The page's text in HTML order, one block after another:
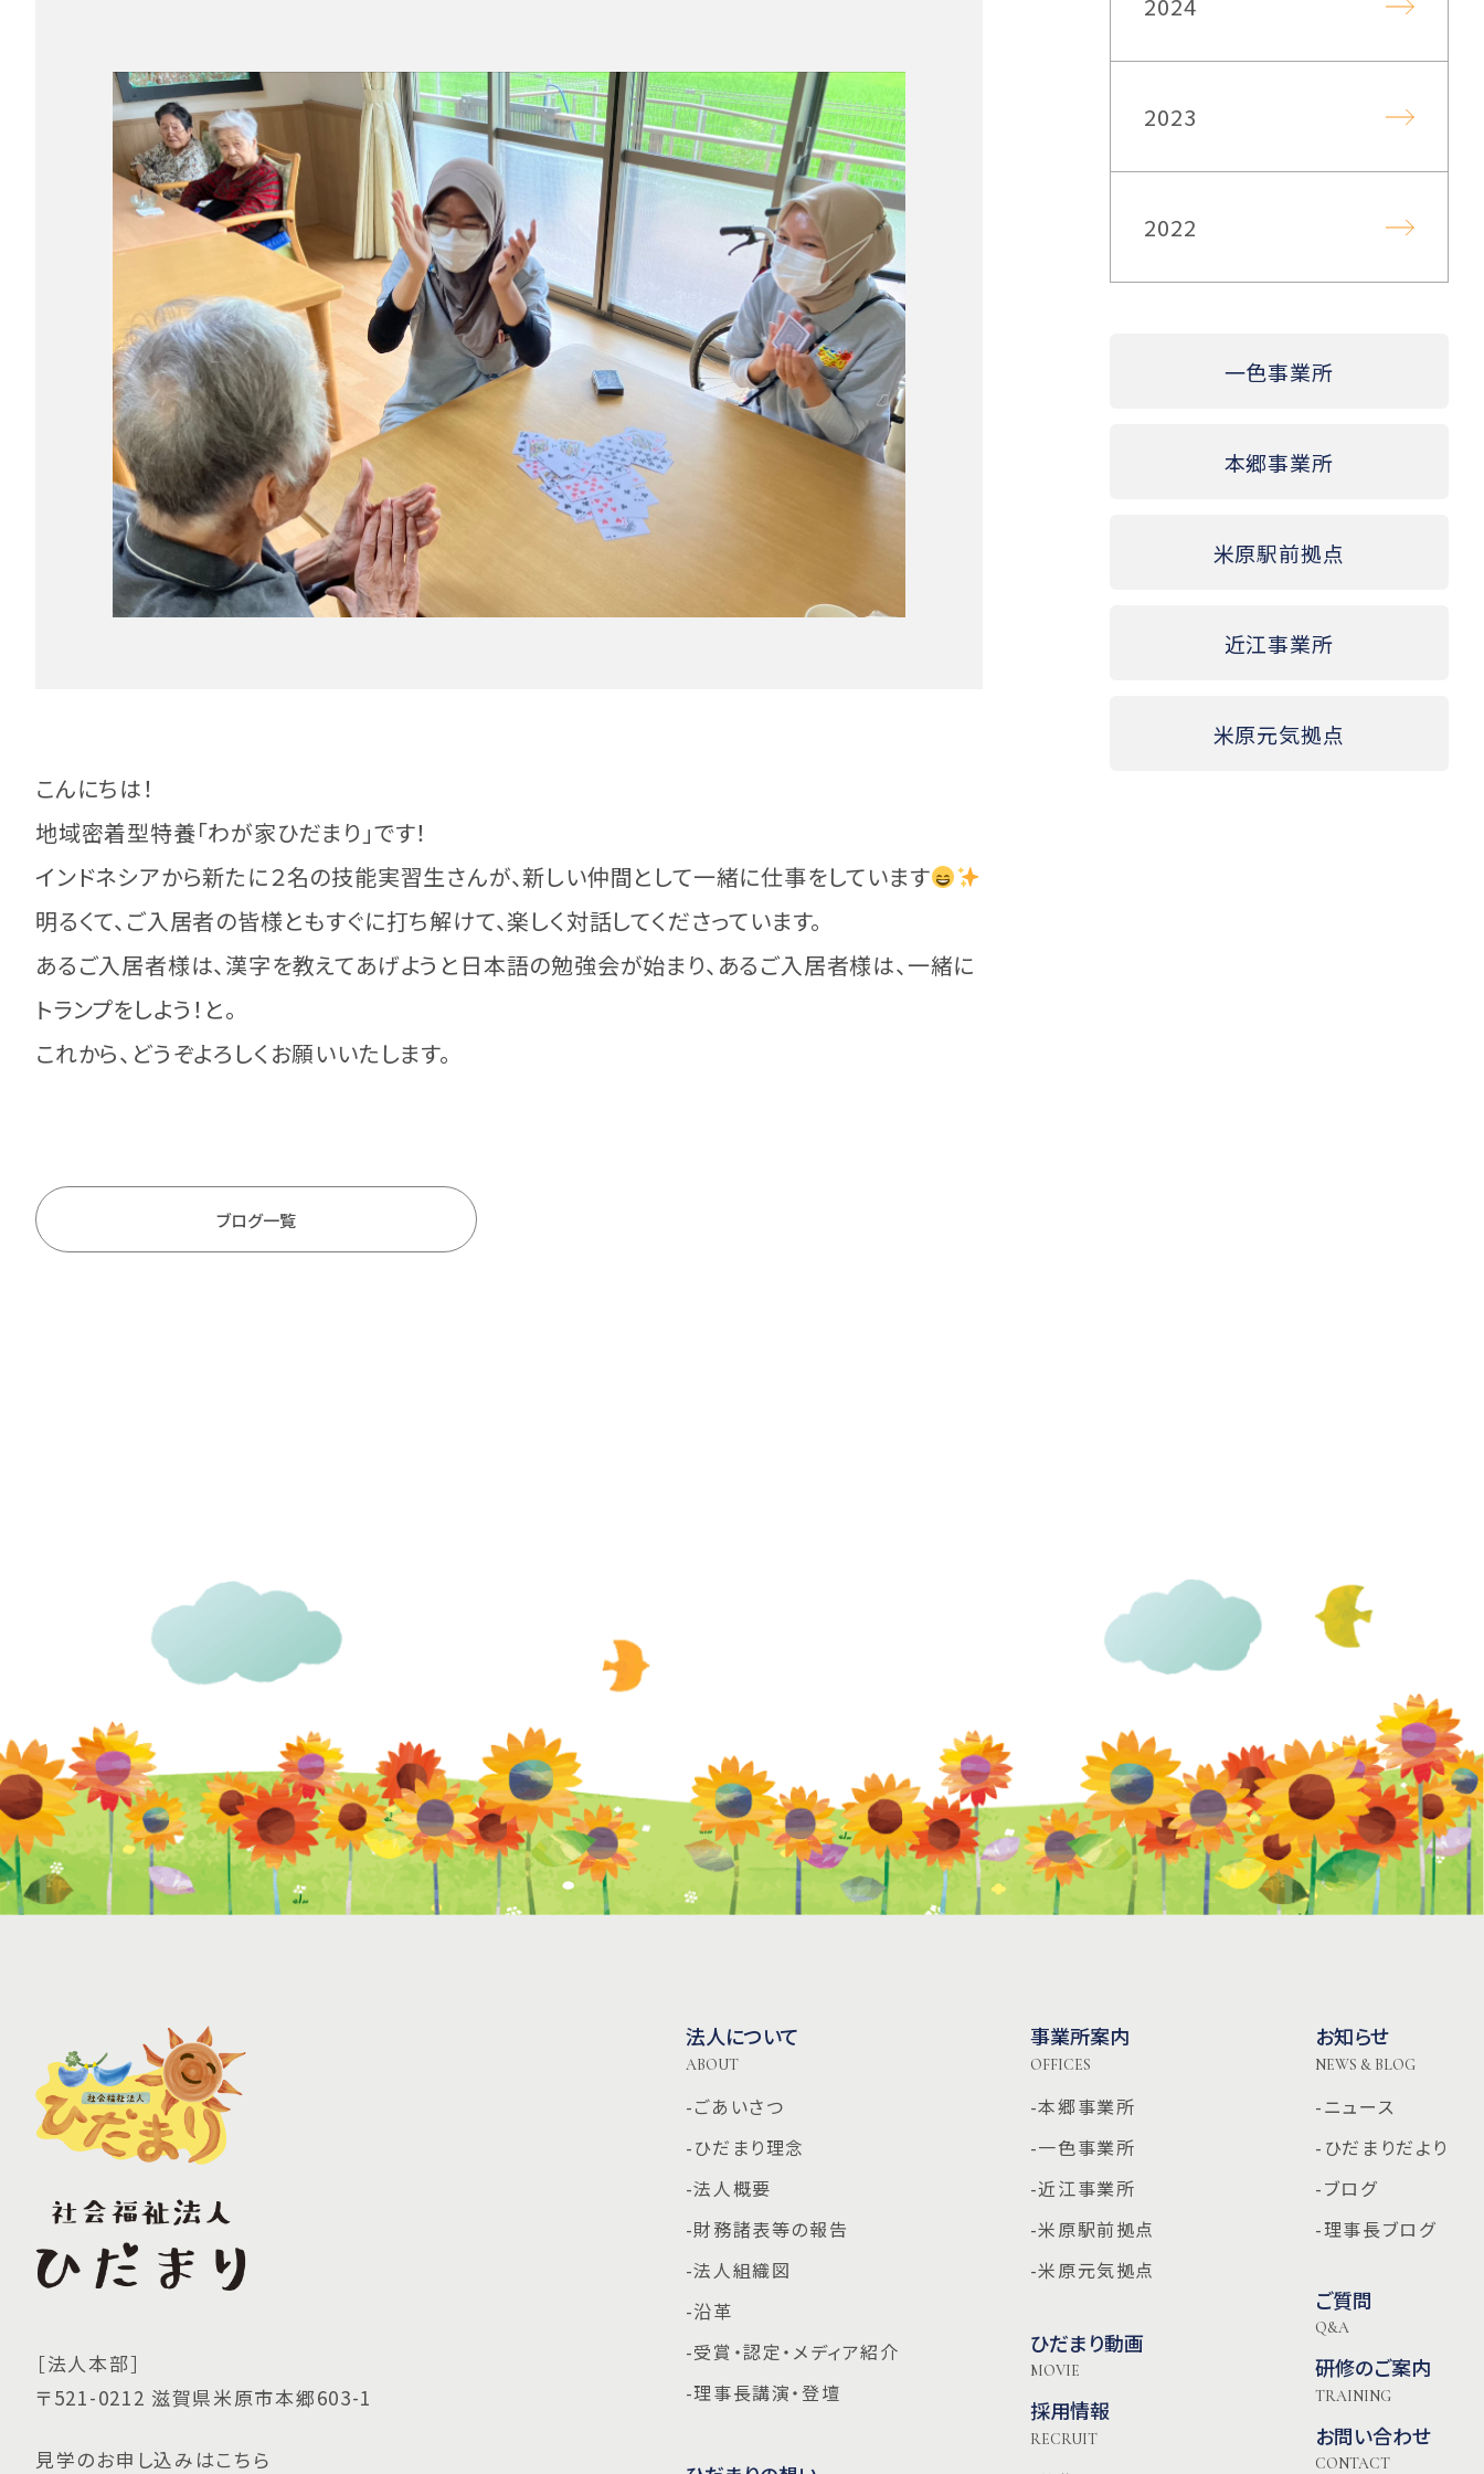
こんにちは！
地域密着型特養「わが家ひだまり」です！
インドネシアから新たに２名の技能実習生さんが、新しい仲間として一緒に仕事をしています
明るくて、ご入居者の皆様ともすぐに打ち解けて、楽しく対話してくださっています。
あるご入居者様は、漢字を教えてあげようと日本語の勉強会が始まり、あるご入居者様は、一緒に
トランプをしよう！と。
これから、どうぞよろしくお願いいたします。
ブログ一覧
2023
2022
一色事業所
本郷事業所
米原駅前拠点
近江事業所
米原元気拠点
［法人本部］
〒521-0212 滋賀県米原市本郷603-1
見学のお申し込みはこちら
法人について
ABOUT
-ごあいさつ
-ひだまり理念
-法人概要
-財務諸表等の報告
-法人組織図
-沿革
-受賞・認定・メディア紹介
-理事長講演・登壇
事業所案内
OFFICES
-本郷事業所
-一色事業所
-近江事業所
-米原駅前拠点
-米原元気拠点
ひだまり動画
MOVIE
採用情報
RECRUIT
お知らせ
NEWS & BLOG
-ニュース
-ひだまりだより
-ブログ
-理事長ブログ
ご質問
Q&A
研修のご案内
TRAINING
お問い合わせ
CONTACT